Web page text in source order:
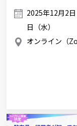
2025年12月2
日（水）
オンライン（